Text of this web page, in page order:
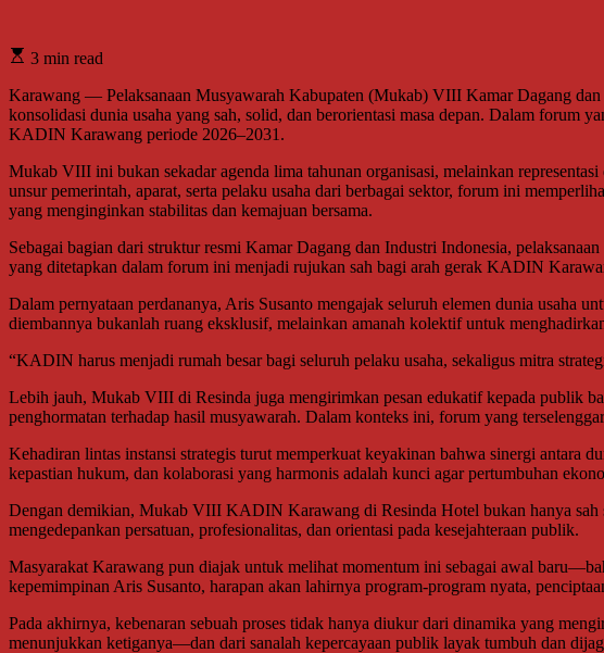
3 min read
Karawang — Pelaksanaan Musyawarah Kabupaten (Mukab) VIII Kamar Dagang
konsolidasi dunia usaha yang sah, solid, dan berorientasi masa depan. Dalam forum
KADIN Karawang periode 2026–2031.
Mukab VIII ini bukan sekadar agenda lima tahunan organisasi, melainkan
unsur pemerintah, aparat, serta pelaku usaha dari berbagai sektor, forum ini
yang menginginkan stabilitas dan kemajuan bersama.
Sebagai bagian dari struktur resmi Kamar Dagang dan Industri Indonesia,
yang ditetapkan dalam forum ini menjadi rujukan sah bagi arah gerak KADIN
Dalam pernyataan perdananya, Aris Susanto mengajak seluruh elemen dunia usaha
diembannya bukanlah ruang eksklusif, melainkan amanah kolektif untuk
“KADIN harus menjadi rumah besar bagi seluruh pelaku usaha, sekaligus mitra
Lebih jauh, Mukab VIII di Resinda juga mengirimkan pesan edukatif kepada publik
penghormatan terhadap hasil musyawarah. Dalam konteks ini, forum yang
Kehadiran lintas instansi strategis turut memperkuat keyakinan bahwa sinergi antara
kepastian hukum, dan kolaborasi yang harmonis adalah kunci agar pertumbuhan
Dengan demikian, Mukab VIII KADIN Karawang di Resinda Hotel bukan hanya sah
mengedepankan persatuan, profesionalitas, dan orientasi pada kesejahteraan publik.
Masyarakat Karawang pun diajak untuk melihat momentum ini sebagai awal
kepemimpinan Aris Susanto, harapan akan lahirnya program-program nyata,
Pada akhirnya, kebenaran sebuah proses tidak hanya diukur dari dinamika yang
menunjukkan ketiganya—dan dari sanalah kepercayaan publik layak tumbuh dan